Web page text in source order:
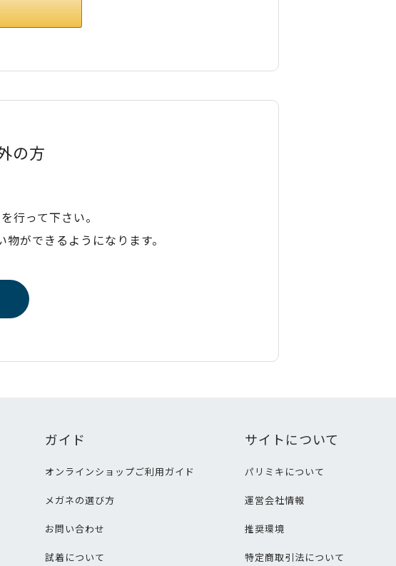
の方
行って下さい。
ができるようになります。
ガイド
オンラインショップご利用ガイド
メガネの選び方
お問い合わせ
試着について
サイトについて
パリミキについて
運営会社情報
推奨環境
特定商取引法について